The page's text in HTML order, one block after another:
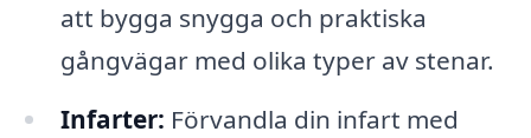
att bygga snygga och praktiska
gångvägar med olika typer av stenar.
Infarter: Förvandla din infart med